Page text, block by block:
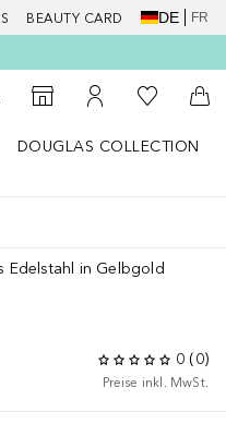
BEAUTY CARD DE FR
Zum Storefinder
Zu Meinem
Zu Meiner
DOUGLAS COLLECTION
Edelstahl in Gelbgold
0 (0)
Preise inkl. MwSt.